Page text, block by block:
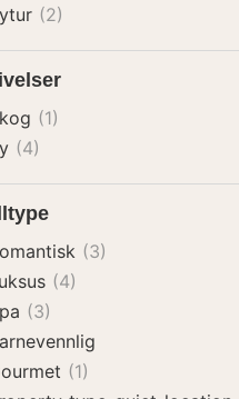
(2)
(1)
(4)
(3)
(4)
(3)
(1)